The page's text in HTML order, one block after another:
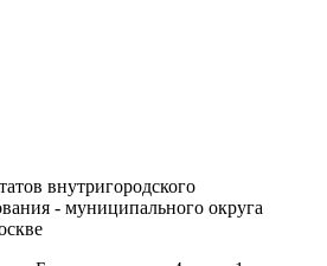
внутригородского
- муниципального округа